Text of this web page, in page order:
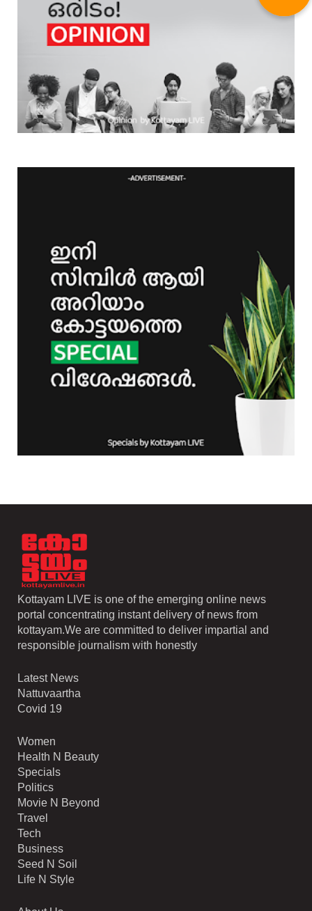
Kottayam LIVE is one of the emerging online news
portal concentrating instant delivery of news from
kottayam.We are committed to deliver impartial and
responsible journalism with honestly
Latest News
Nattuvaartha
Covid 19
Women
Health N Beauty
Specials
Politics
Movie N Beyond
Travel
Tech
Business
Seed N Soil
Life N Style